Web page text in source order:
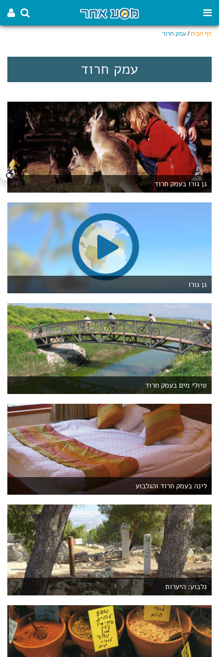
דף הבית/ עמק חרוד
עמק חרוד
גן גורו בעמק חרוד
גן גורו
טיולי מים בעמק חרוד
לינה בעמק חרוד והגלבוע
גלבוע: היערות